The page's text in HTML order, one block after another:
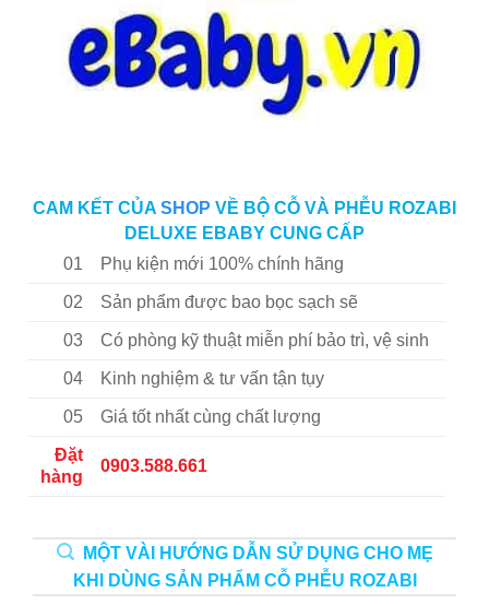
CAM KẾT CỦA SHOP VỀ BỘ CỖ VÀ PHỄU ROZABI
DELUXE EBABY CUNG CẤP
01 Phụ kiện mới 100% chính hãng
02 Sản phẩm được bao bọc sạch sẽ
03 Có phòng kỹ thuật miễn phí bảo trì, vệ sinh
04 Kinh nghiệm & tư vấn tận tụy
05 Giá tốt nhất cùng chất lượng
Đặt
hàng
0903.588.661
MỘT VÀI HƯỚNG DẪN SỬ DỤNG CHO MẸ
KHI DÙNG SẢN PHẨM CỖ PHỄU ROZABI